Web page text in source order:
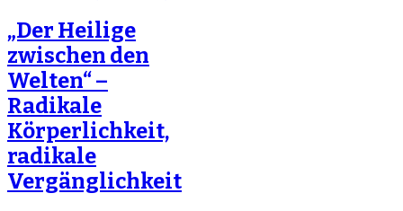
„Der Heilige
zwischen den
Welten“ –
Radikale
Körperlichkeit,
radikale
Vergänglichkeit